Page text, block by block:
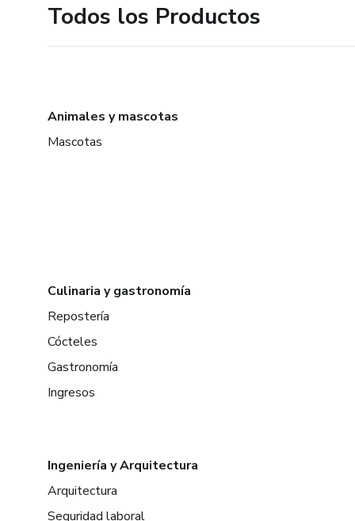
Todos los Productos
Animales y mascotas
Mascotas
Culinaria y gastronomía
Repostería
Cócteles
Gastronomía
Ingresos
Ingeniería y Arquitectura
Arquitectura
Seguridad laboral